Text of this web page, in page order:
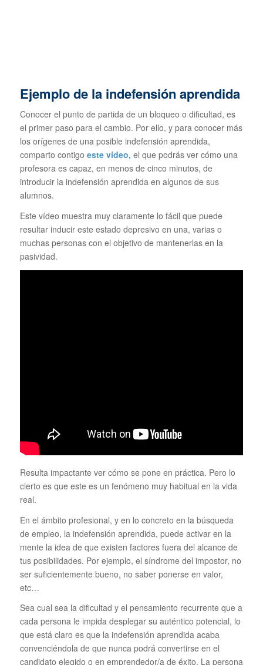
Ejemplo de la indefensión aprendida
Conocer el punto de partida de un bloqueo o dificultad, es
el primer paso para el cambio. Por ello, y para conocer más
los orígenes de una posible indefensión aprendida,
comparto contigo este vídeo, el que podrás ver cómo una
profesora es capaz, en menos de cinco minutos, de
introducir la indefensión aprendida en algunos de sus
alumnos.
Este vídeo muestra muy claramente lo fácil que puede
resultar inducir este estado depresivo en una, varias o
muchas personas con el objetivo de mantenerlas en la
pasividad.
Resulta impactante ver cómo se pone en práctica. Pero lo
cierto es que este es un fenómeno muy habitual en la vida
real.
En el ámbito profesional, y en lo concreto en la búsqueda
de empleo, la indefensión aprendida, puede activar en la
mente la idea de que existen factores fuera del alcance de
tus posibilidades. Por ejemplo, el síndrome del impostor, no
ser suficientemente bueno, no saber ponerse en valor,
etc…
Sea cual sea la dificultad y el pensamiento recurrente que a
cada persona le impida desplegar su auténtico potencial, lo
que está claro es que la indefensión aprendida acaba
convenciéndola de que nunca podrá convertirse en el
candidato elegido o en emprendedor/a de éxito. La persona